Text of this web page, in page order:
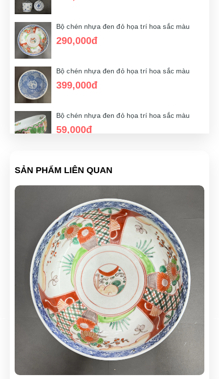
Bộ chén nhựa đen đỏ họa trí hoa sắc màu
290,000đ
Bộ chén nhựa đen đỏ họa trí hoa sắc màu
399,000đ
Bộ chén nhựa đen đỏ họa trí hoa sắc màu
59,000đ
SẢN PHẨM LIÊN QUAN